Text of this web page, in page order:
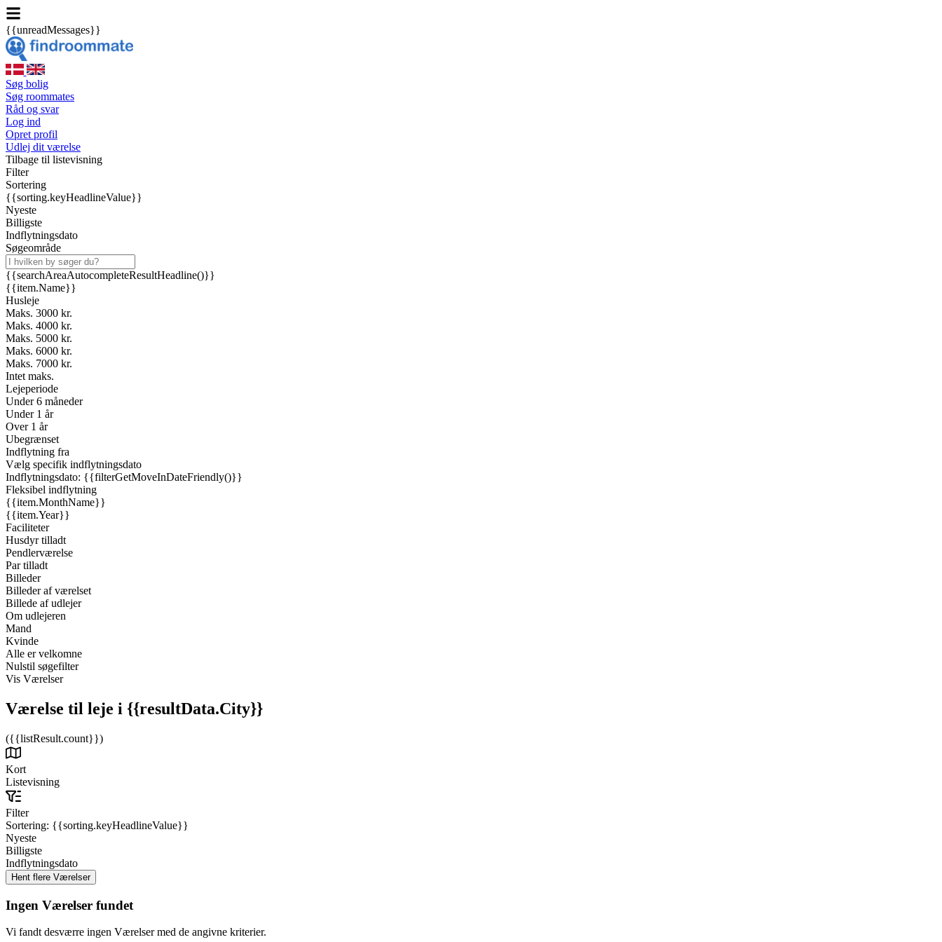
{{unreadMessages}}
Søg bolig
Søg roommates
Råd og svar
Log ind
Opret profil
Udlej dit værelse
Tilbage til listevisning
Filter
Sortering
{{sorting.keyHeadlineValue}}
Nyeste
Billigste
Indflytningsdato
Søgeområde
{{searchAreaAutocompleteResultHeadline()}}
{{item.Name}}
Husleje
Maks. 3000 kr.
Maks. 4000 kr.
Maks. 5000 kr.
Maks. 6000 kr.
Maks. 7000 kr.
Intet maks.
Lejeperiode
Under 6 måneder
Under 1 år
Over 1 år
Ubegrænset
Indflytning fra
Vælg specifik indflytningsdato
Indflytningsdato: {{filterGetMoveInDateFriendly()}}
Fleksibel indflytning
{{item.MonthName}}
{{item.Year}}
Faciliteter
Husdyr tilladt
Pendlerværelse
Par tilladt
Billeder
Billeder af værelset
Billede af udlejer
Om udlejeren
Mand
Kvinde
Alle er velkomne
Nulstil søgefilter
Vis Værelser
Værelse til leje i {{resultData.City}}
({{listResult.count}})
Kort
Listevisning
Filter
Sortering: {{sorting.keyHeadlineValue}}
Nyeste
Billigste
Indflytningsdato
Ingen Værelser fundet
Vi fandt desværre ingen Værelser med de angivne kriterier.